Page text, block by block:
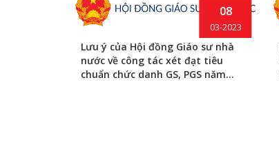
08
03-2023
Lưu ý của Hội đồng Giáo sư nhà
nước về công tác xét đạt tiêu
chuẩn chức danh GS, PGS năm